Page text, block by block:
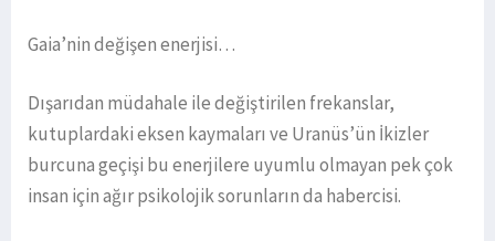
Gaia’nin değişen enerjisi…
Dışarıdan müdahale ile değiştirilen frekanslar,
kutuplardaki eksen kaymaları ve Uranüs’ün İkizler
burcuna geçişi bu enerjilere uyumlu olmayan pek çok
insan için ağır psikolojik sorunların da habercisi.